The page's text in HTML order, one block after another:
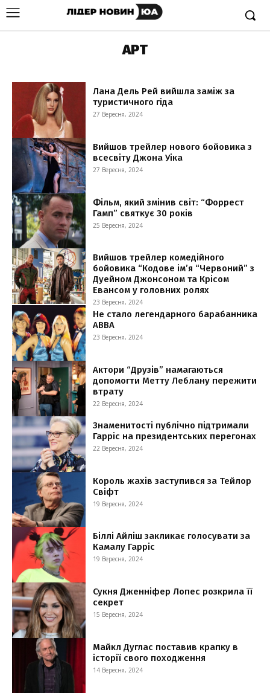
АРТ
Лана Дель Рей вийшла заміж за
туристичного гіда
27 Вересня, 2024
Вийшов трейлер нового бойовика з
всесвіту Джона Уіка
27 Вересня, 2024
Фільм, який змінив світ: “Форрест
Гамп” святкує 30 років
25 Вересня, 2024
Вийшов трейлер комедійного
бойовика “Кодове ім’я “Червоний” з
Дуейном Джонсоном та Крісом
Евансом у головних ролях
23 Вересня, 2024
Не стало легендарного барабанника
ABBA
23 Вересня, 2024
Актори “Друзів” намагаються
допомогти Метту Леблану пережити
втрату
22 Вересня, 2024
Знаменитості публічно підтримали
Гарріс на президентських перегонах
22 Вересня, 2024
Король жахів заступився за Тейлор
Свіфт
19 Вересня, 2024
Біллі Айліш закликає голосувати за
Камалу Гарріс
19 Вересня, 2024
Сукня Дженніфер Лопес розкрила її
секрет
15 Вересня, 2024
Майкл Дуглас поставив крапку в
історії свого походження
14 Вересня, 2024